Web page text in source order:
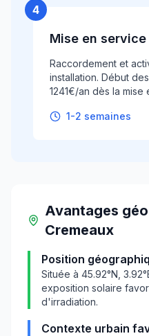
4
Mise en service
Raccordement et
installation. Début
1241€/an dès la mise
1-2 semaines
Avantages
Cremeaux
Position
Située à 45.92°N, 3.92
exposition solaire
d'irradiation.
Contexte urbain